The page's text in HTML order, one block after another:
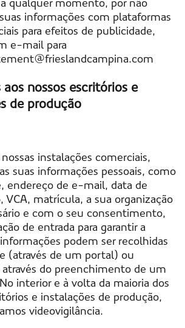
qualquer momento, por não
informações com plataformas
para efeitos de publicidade,
e-mail para
nossos escritórios e
de produção
instalações comerciais,
suas informações pessoais, como
endereço de e-mail, data de
VCA, matrícula, a sua organização
e com o seu consentimento,
de entrada para garantir a
podem ser recolhidas
(através de um portal) ou
do preenchimento de um
interior e à volta da maioria dos
e instalações de produção,
videovigilância.